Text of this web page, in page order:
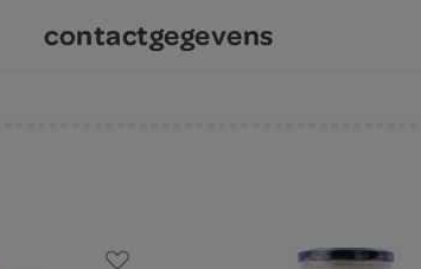
contactgegevens